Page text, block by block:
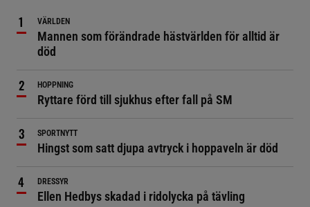
VÄRLDEN
Mannen som förändrade hästvärlden för alltid är
död
HOPPNING
Ryttare förd till sjukhus efter fall på SM
SPORTNYTT
Hingst som satt djupa avtryck i hoppaveln är död
DRESSYR
Ellen Hedbys skadad i ridolycka på tävling